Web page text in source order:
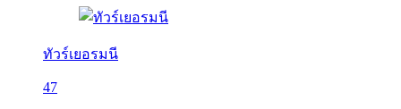
ทัวร์เยอรมนี
47